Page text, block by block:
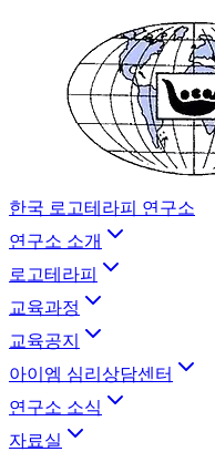
한국 로고테라피 연구소
연구소 소개
로고테라피
교육과정
교육공지
아이엠 심리상담센터
연구소 소식
자료실